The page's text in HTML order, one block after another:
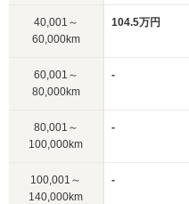
40,001～
60,000km
104.5万円
60,001～
80,000km
-
80,001～
100,000km
-
100,001～
140,000km
-